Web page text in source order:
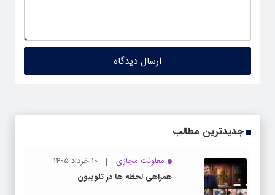
جدیدترین مطالب
معاونت مجازی
۱۰ خرداد ۱۴۰۵
همراهی لحظه ها در تلوبیون